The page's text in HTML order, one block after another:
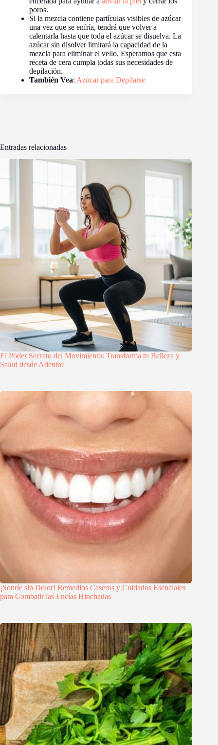
poros.
Si la mezcla contiene partículas visibles de azúcar
una vez que se enfría, tendrá que volver a
calentarla hasta que toda el azúcar se disuelva. La
azúcar sin disolver limitará la capacidad de la
mezcla para eliminar el vello. Esperamos que esta
receta de cera cumpla todas sus necesidades de
depilación.
También Vea: Azúcar para Depilarse
Entradas relacionadas
El Poder Secreto del Movimiento: Transforma tu Belleza y
Salud desde Adentro
¡Sonríe sin Dolor! Remedios Caseros y Cuidados Esenciales
para Combatir las Encías Hinchadas